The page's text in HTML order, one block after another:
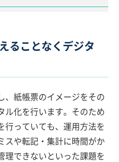
ることなくデジタ
、紙帳票のイメージをその
ル化を行います。そのため
行っていても、運用方法を
スや転記・集計に時間がか
理できないといった課題を